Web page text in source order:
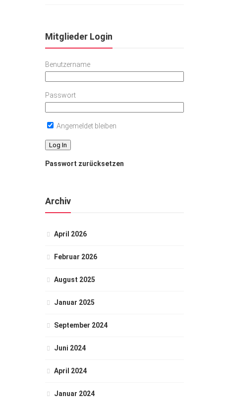
Mitglieder Login
Benutzername
Passwort
Angemeldet bleiben
Passwort zurücksetzen
Archiv
April 2026
Februar 2026
August 2025
Januar 2025
September 2024
Juni 2024
April 2024
Januar 2024